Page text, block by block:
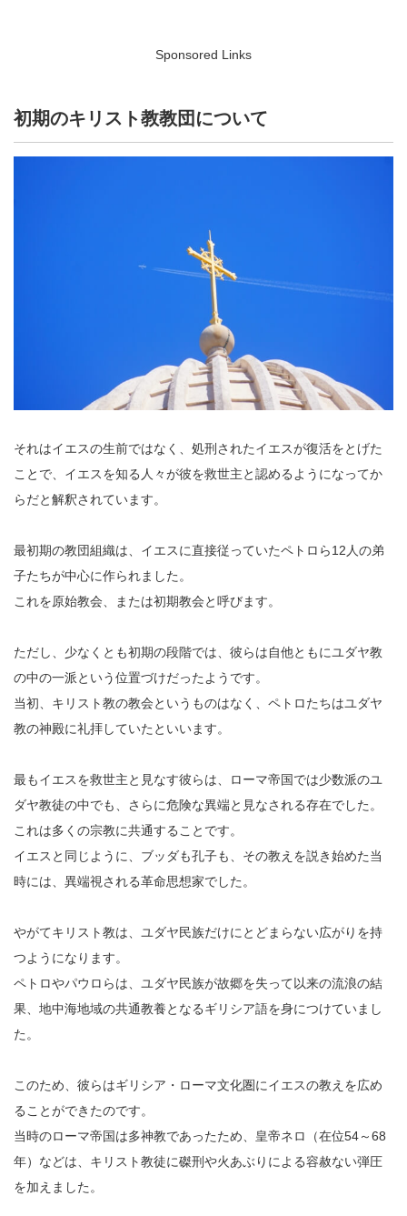
Sponsored Links
初期のキリスト教教団について
それはイエスの生前ではなく、処刑されたイエスが復活をとげた
ことで、イエスを知る人々が彼を救世主と認めるようになってか
らだと解釈されています。
最初期の教団組織は、イエスに直接従っていたペトロら12人の弟
子たちが中心に作られました。
これを原始教会、または初期教会と呼びます。
ただし、少なくとも初期の段階では、彼らは自他ともにユダヤ教
の中の一派という位置づけだったようです。
当初、キリスト教の教会というものはなく、ペトロたちはユダヤ
教の神殿に礼拝していたといいます。
最もイエスを救世主と見なす彼らは、ローマ帝国では少数派のユ
ダヤ教徒の中でも、さらに危険な異端と見なされる存在でした。
これは多くの宗教に共通することです。
イエスと同じように、ブッダも孔子も、その教えを説き始めた当
時には、異端視される革命思想家でした。
やがてキリスト教は、ユダヤ民族だけにとどまらない広がりを持
つようになります。
ペトロやパウロらは、ユダヤ民族が故郷を失って以来の流浪の結
果、地中海地域の共通教養となるギリシア語を身につけていまし
た。
このため、彼らはギリシア・ローマ文化圏にイエスの教えを広め
ることができたのです。
当時のローマ帝国は多神教であったため、皇帝ネロ（在位54～68
年）などは、キリスト教徒に磔刑や火あぶりによる容赦ない弾圧
を加えました。